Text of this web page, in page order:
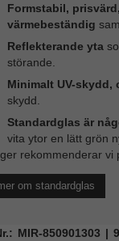
Formstabil,
värmebeständig
Reflekterande yta
störande.
Minimalt UV-skydd,
skydd.
Standardglas är
vita ytor en lätt grön
rekommenderar vi
om standardglas
MIR-850901303